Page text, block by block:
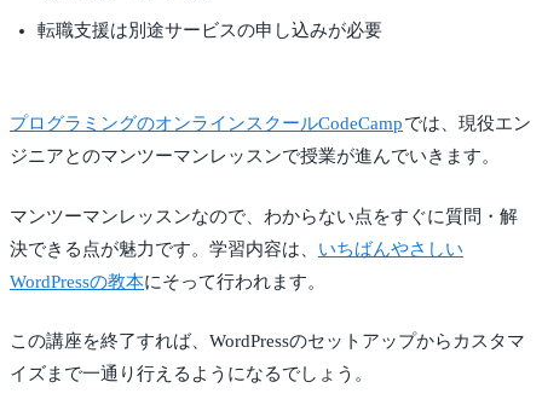
転職支援は別途サービスの申し込みが必要
プログラミングのオンラインスクールCodeCampでは、現役エン
ジニアとのマンツーマンレッスンで授業が進んでいきます。
マンツーマンレッスンなので、わからない点をすぐに質問・解
決できる点が魅力です。学習内容は、 いちばんやさしい
WordPressの教本にそって行われます。
この講座を終了すれば、WordPressのセットアップからカスタマ
イズまで一通り行えるようになるでしょう。